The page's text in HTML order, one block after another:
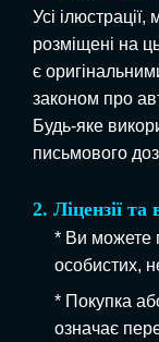
Усі
розміщені на
є
законом про
Будь-яке
письмового
2. Ліцензії
* Ви можете
особистих,
* Покупка
означає